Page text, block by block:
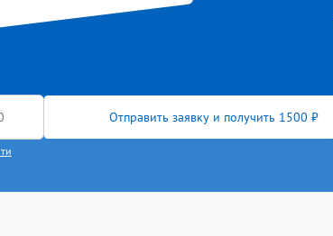
Отправить заявку и получить 1500 ₽